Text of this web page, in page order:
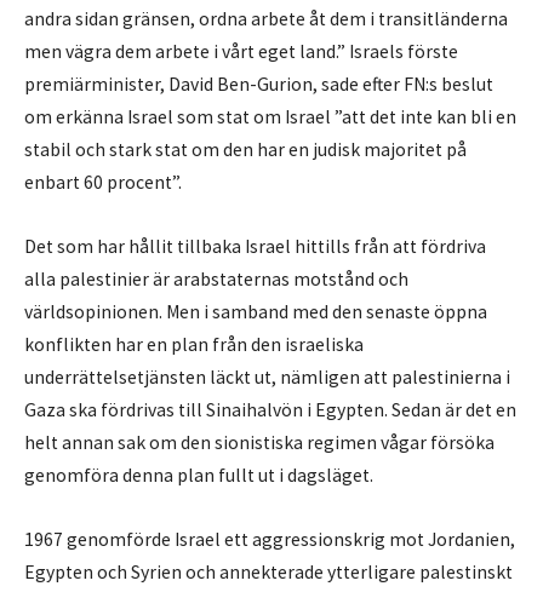
andra sidan gränsen, ordna arbete åt dem i transitländerna
men vägra dem arbete i vårt eget land.” Israels förste
premiärminister, David Ben-Gurion, sade efter FN:s beslut
om erkänna Israel som stat om Israel ”att det inte kan bli en
stabil och stark stat om den har en judisk majoritet på
enbart 60 procent”.
Det som har hållit tillbaka Israel hittills från att fördriva
alla palestinier är arabstaternas motstånd och
världsopinionen. Men i samband med den senaste öppna
konflikten har en plan från den israeliska
underrättelsetjänsten läckt ut, nämligen att palestinierna i
Gaza ska fördrivas till Sinaihalvön i Egypten. Sedan är det en
helt annan sak om den sionistiska regimen vågar försöka
genomföra denna plan fullt ut i dagsläget.
1967 genomförde Israel ett aggressionskrig mot Jordanien,
Egypten och Syrien och annekterade ytterligare palestinskt